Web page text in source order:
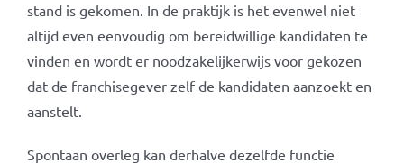
stand is gekomen. In de praktijk is het evenwel niet
altijd even eenvoudig om bereidwillige kandidaten te
vinden en wordt er noodzakelijkerwijs voor gekozen
dat de franchisegever zelf de kandidaten aanzoekt en
aanstelt.
Spontaan overleg kan derhalve dezelfde functie